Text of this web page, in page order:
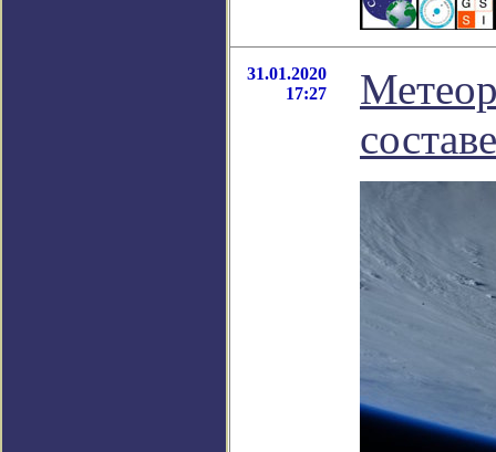
31.01.2020
17:27